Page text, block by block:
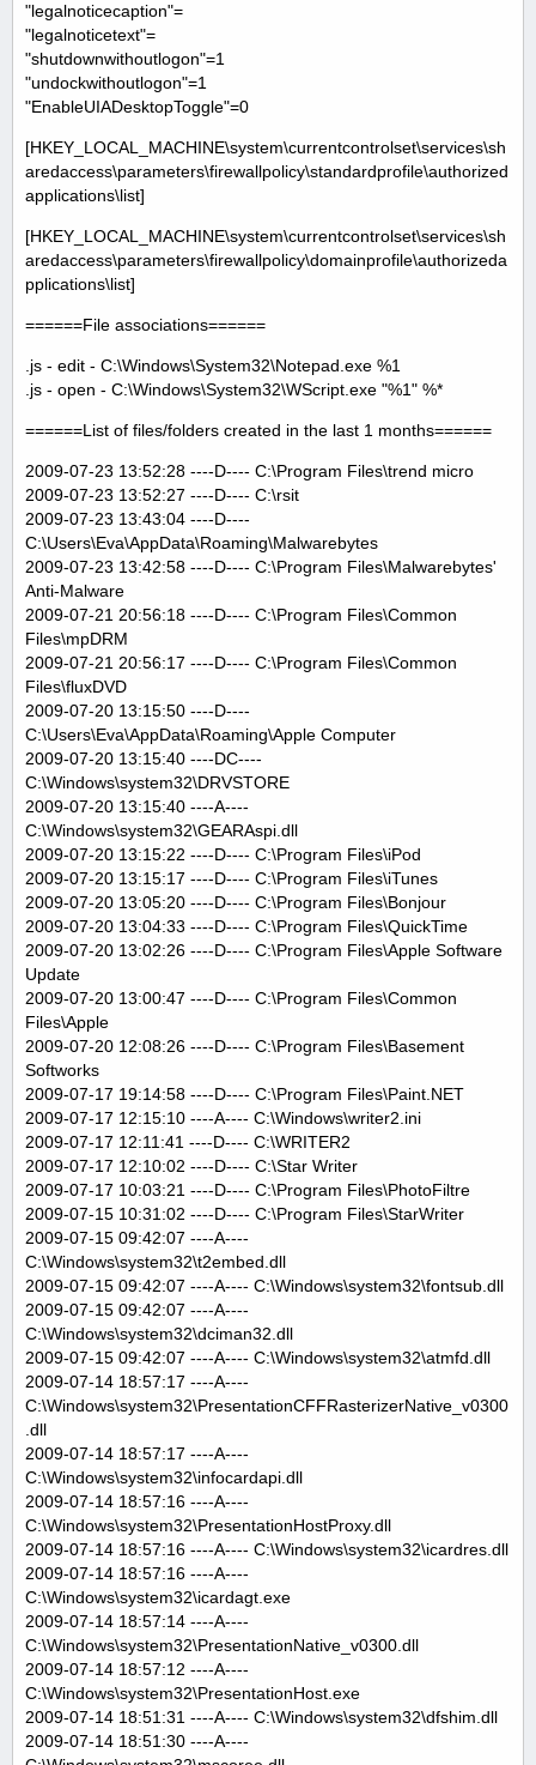
"legalnoticecaption"=
"legalnoticetext"=
"shutdownwithoutlogon"=1
"undockwithoutlogon"=1
"EnableUIADesktopToggle"=0
[HKEY_LOCAL_MACHINE\system\currentcontrolset\services\sh
aredaccess\parameters\firewallpolicy\standardprofile\authorized
applications\list]
[HKEY_LOCAL_MACHINE\system\currentcontrolset\services\sh
aredaccess\parameters\firewallpolicy\domainprofile\authorizeda
pplications\list]
======File associations======
.js - edit - C:\Windows\System32\Notepad.exe %1
.js - open - C:\Windows\System32\WScript.exe "%1" %*
======List of files/folders created in the last 1 months======
2009-07-23 13:52:28 ----D---- C:\Program Files\trend micro
2009-07-23 13:52:27 ----D---- C:\rsit
2009-07-23 13:43:04 ----D----
C:\Users\Eva\AppData\Roaming\Malwarebytes
2009-07-23 13:42:58 ----D---- C:\Program Files\Malwarebytes'
Anti-Malware
2009-07-21 20:56:18 ----D---- C:\Program Files\Common
Files\mpDRM
2009-07-21 20:56:17 ----D---- C:\Program Files\Common
Files\fluxDVD
2009-07-20 13:15:50 ----D----
C:\Users\Eva\AppData\Roaming\Apple Computer
2009-07-20 13:15:40 ----DC----
C:\Windows\system32\DRVSTORE
2009-07-20 13:15:40 ----A----
C:\Windows\system32\GEARAspi.dll
2009-07-20 13:15:22 ----D---- C:\Program Files\iPod
2009-07-20 13:15:17 ----D---- C:\Program Files\iTunes
2009-07-20 13:05:20 ----D---- C:\Program Files\Bonjour
2009-07-20 13:04:33 ----D---- C:\Program Files\QuickTime
2009-07-20 13:02:26 ----D---- C:\Program Files\Apple Software
Update
2009-07-20 13:00:47 ----D---- C:\Program Files\Common
Files\Apple
2009-07-20 12:08:26 ----D---- C:\Program Files\Basement
Softworks
2009-07-17 19:14:58 ----D---- C:\Program Files\Paint.NET
2009-07-17 12:15:10 ----A---- C:\Windows\writer2.ini
2009-07-17 12:11:41 ----D---- C:\WRITER2
2009-07-17 12:10:02 ----D---- C:\Star Writer
2009-07-17 10:03:21 ----D---- C:\Program Files\PhotoFiltre
2009-07-15 10:31:02 ----D---- C:\Program Files\StarWriter
2009-07-15 09:42:07 ----A----
C:\Windows\system32\t2embed.dll
2009-07-15 09:42:07 ----A---- C:\Windows\system32\fontsub.dll
2009-07-15 09:42:07 ----A----
C:\Windows\system32\dciman32.dll
2009-07-15 09:42:07 ----A---- C:\Windows\system32\atmfd.dll
2009-07-14 18:57:17 ----A----
C:\Windows\system32\PresentationCFFRasterizerNative_v0300
.dll
2009-07-14 18:57:17 ----A----
C:\Windows\system32\infocardapi.dll
2009-07-14 18:57:16 ----A----
C:\Windows\system32\PresentationHostProxy.dll
2009-07-14 18:57:16 ----A---- C:\Windows\system32\icardres.dll
2009-07-14 18:57:16 ----A----
C:\Windows\system32\icardagt.exe
2009-07-14 18:57:14 ----A----
C:\Windows\system32\PresentationNative_v0300.dll
2009-07-14 18:57:12 ----A----
C:\Windows\system32\PresentationHost.exe
2009-07-14 18:51:31 ----A---- C:\Windows\system32\dfshim.dll
2009-07-14 18:51:30 ----A----